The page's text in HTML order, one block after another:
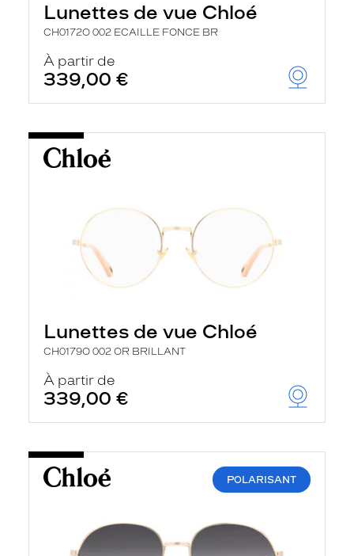
Lunettes de vue Chloé
CH0172O 002 ECAILLE FONCE BR
À partir de
339,00 €
Lunettes de vue Chloé
CH0179O 002 OR BRILLANT
À partir de
339,00 €
POLARISANT